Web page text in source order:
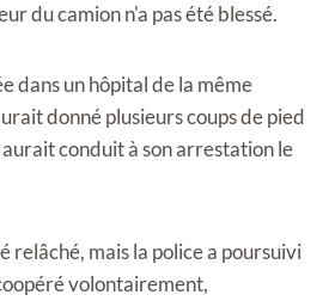
du camion n'a pas été blessé.
dans un hôpital de la même
donné plusieurs coups de pied
conduit à son arrestation le
relâché, mais la police a poursuivi
volontairement,